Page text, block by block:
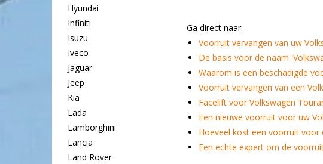
Hyundai
Infiniti
Isuzu
Iveco
Jaguar
Jeep
Kia
Lada
Lamborghini
Lancia
Land Rover
Ga direct naar:
Voorruit vervangen van uw
De basis voor de naam
Waarom is een beschadigde
Voorruit vervangen van een
Facelift voor Volkswagen
Een nieuwe voorruit voor uw
Hoeveel kost een voorruit voor
Een echte expert om de